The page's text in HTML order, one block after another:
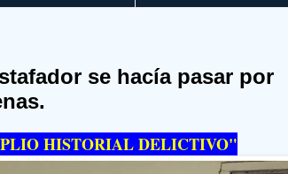
se hacía pasar por
HISTORIAL DELICTIVO"